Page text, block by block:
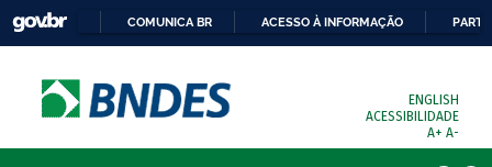
COMUNICA BR ACESSO À INFORMAÇÃO
ENGLISH
ACESSIBILIDADE
A+ A-